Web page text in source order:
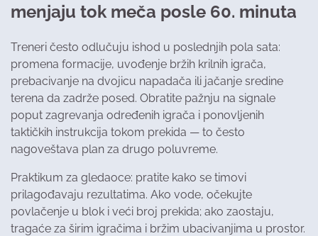
menjaju tok meča posle 60. minuta
Treneri često odlučuju ishod u poslednjih pola sata:
promena formacije, uvođenje bržih krilnih igrača,
prebacivanje na dvojicu napadača ili jačanje sredine
terena da zadrže posed. Obratite pažnju na signale
poput zagrevanja određenih igrača i ponovljenih
taktičkih instrukcija tokom prekida — to često
nagoveštava plan za drugo poluvreme.
Praktikum za gledaoce: pratite kako se timovi
prilagođavaju rezultatima. Ako vode, očekujte
povlačenje u blok i veći broj prekida; ako zaostaju,
tragaće za širim igračima i bržim ubacivanjima u prostor.